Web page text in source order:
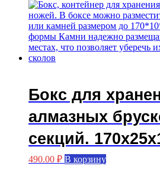
Бокс для
алмазных
секций.
490.00 ₽ В корзину